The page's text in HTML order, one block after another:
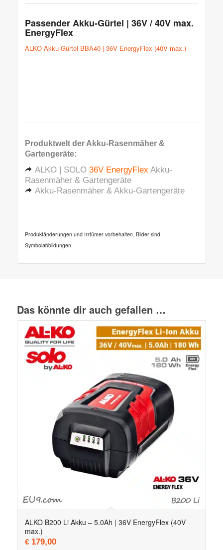
Passender Akku-Gürtel | 36V / 40V max.
EnergyFlex
ALKO Akku-Gürtel BBA40 | 36V EnergyFlex (40V max.)
Produktwelt der Akku-Rasenmäher &
Gartengeräte:
ALKO | SOLO36V EnergyFlex Akku-
Rasenmäher & Gartengeräte
Akku-Rasenmäher & Akku-Gartengeräte
Produktänderungen und Irrtümer vorbehalten. Bilder sind
Symbolabbildungen.
Das könnte dir auch gefallen …
ALKO B200 Li Akku – 5.0Ah | 36V EnergyFlex (40V
max.)
€179,00